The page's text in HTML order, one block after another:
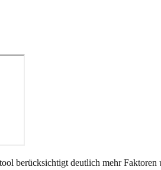
berücksichtigt deutlich mehr Faktoren